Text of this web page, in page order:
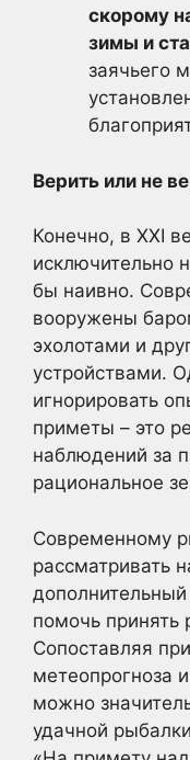
скорому
зимы и
заячьего
Верить или не
Конечно, в XXI
исключительно
бы наивно.
вооружены
эхолотами и
устройствами.
игнорировать
приметы – это
наблюдений за
рациональное
Современному
рассматривать
помочь
Сопоставляя
метеопрогноза
можно
удачной